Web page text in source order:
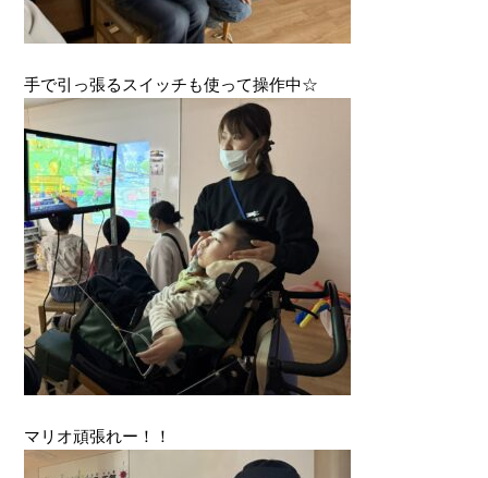
手で引っ張るスイッチも使って操作中☆
マリオ頑張れー！！